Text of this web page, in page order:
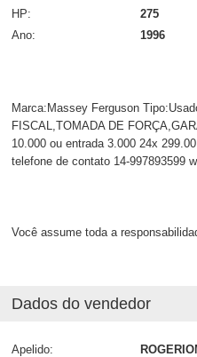
HP:
275
Ano:
1996
Marca:Massey Ferguson
FISCAL,TOMADA DE
10.000 ou entrada 3.000 24x
telefone de contato 14-997893599
Você assume toda a
Dados do vendedor
Apelido: